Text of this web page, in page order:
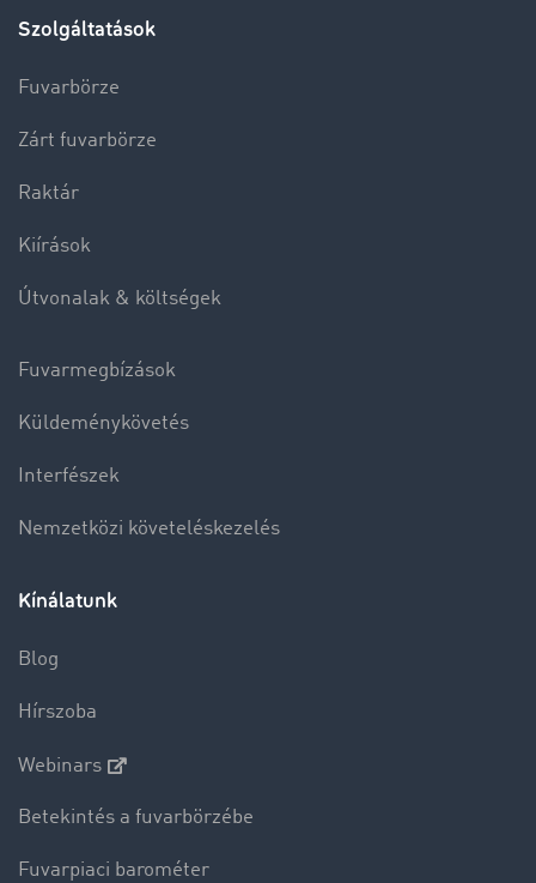
Szolgáltatások
Fuvarbörze
Zárt fuvarbörze
Raktár
Kiírások
Útvonalak & költségek
Fuvarmegbízások
Küldeménykövetés
Interfészek
Nemzetközi követeléskezelés
Kínálatunk
Blog
Hírszoba
Webinars
Betekintés a fuvarbörzébe
Fuvarpiaci barométer